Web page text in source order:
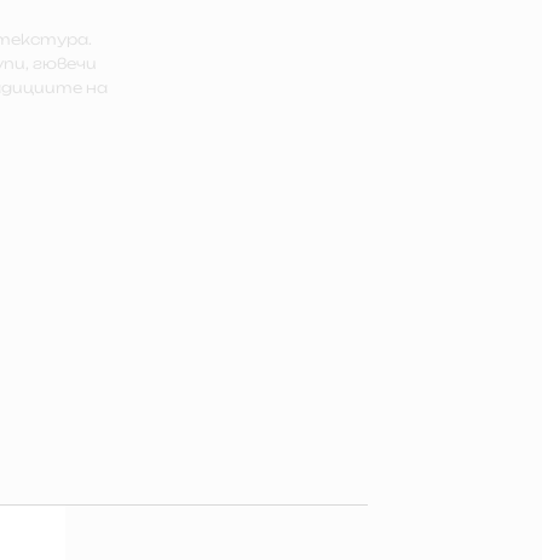
гювечи
на